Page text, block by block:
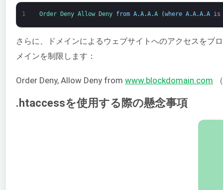
1 Order Deny Allow Deny from A.A.A.A (where A.A.A.A is
さらに、ドメインによるウェブサイトへのアクセスをブ
メインを制限します：
Order Deny, Allow Deny from www.blockdomain.com
.htaccessを使用する際の懸念事項